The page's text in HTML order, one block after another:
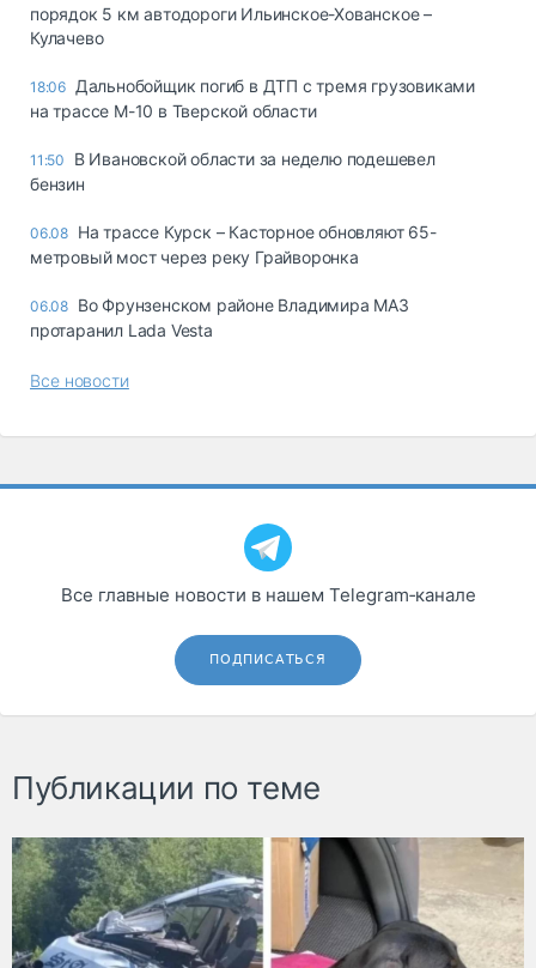
порядок 5 км автодороги Ильинское-Хованское –
Кулачево
18:06 Дальнобойщик погиб в ДТП с тремя грузовиками
на трассе М-10 в Тверской области
11:50
В Ивановской области за неделю подешевел
бензин
06.08 На трассе Курск – Касторное обновляют 65-
метровый мост через реку Грайворонка
06.08 Во Фрунзенском районе Владимира МАЗ
протаранил Lada Vesta
Все новости
Все главные новости в нашем Telegram‑канале
ПОДПИСАТЬСЯ
Публикации по теме